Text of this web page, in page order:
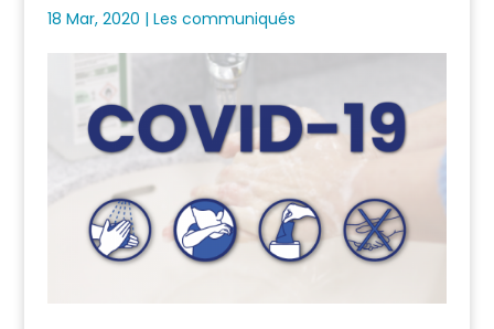
18 Mar, 2020 | Les communiqués